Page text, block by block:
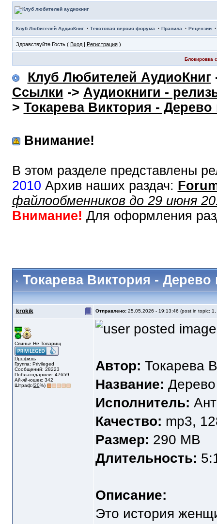
Клуб Любителей АудиоКниг· Текстовая версия форума · Правила · Рецензии
Здравствуйте Гость ( Вход| Регистрация)
Блокировка
Клуб Любителей АудиоКниг
Ссылки -> Аудиокниги -
> Токарева Виктория -
Внимание!
В этом разделе представлены
2010 Архив наших раздач:
файлообменников до 29 июня
Внимание! Для оформления
Токарева Виктория -
krokik Отправлено: 25.05.2026 - 19:13:46 (post in topic: 1,
Свинье Не Товарищ
Профиль
Группа: Privileged
Сообщений: 28223
Поблагодарили: 47659
Ай-яй-юшек: 342
Штраф:(20%)
Автор: Токарева
Название:
Исполнитель:
Качество: mp3,
Размер: 290 MB
Длительность:
Описание:
Это история